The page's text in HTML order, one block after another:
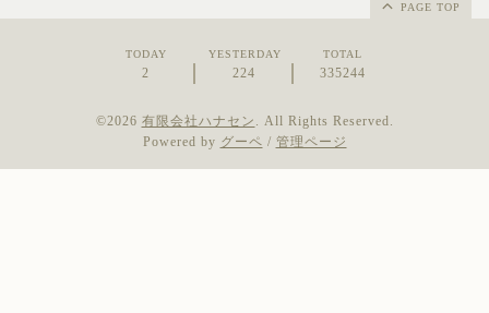
PAGE TOP
TODAY
2
YESTERDAY
224
TOTAL
335244
©2026 有限会社ハナセン . All Rights Reserved.
Powered by グーペ / 管理ページ